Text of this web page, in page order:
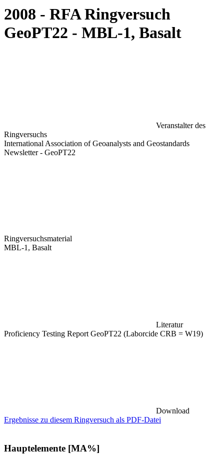
2008 - RFA Ringversuch
GeoPT22 - MBL-1, Basalt
Veranstalter des
Ringversuchs
International Association of Geoanalysts and Geostandards
Newsletter - GeoPT22
Ringversuchsmaterial
MBL-1, Basalt
Literatur
Proficiency Testing Report GeoPT22 (Laborcide CRB = W19)
Download
Ergebnisse zu diesem Ringversuch als PDF-Datei
Hauptelemente [MA%]